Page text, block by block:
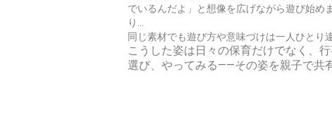
でいるんだよ」と想像を広げながら遊び始め
り…
同じ素材でも遊び方や意味づけは一人ひとり
こうした姿は日々の保育だけでなく、
選び、やってみる——その姿を親子で共